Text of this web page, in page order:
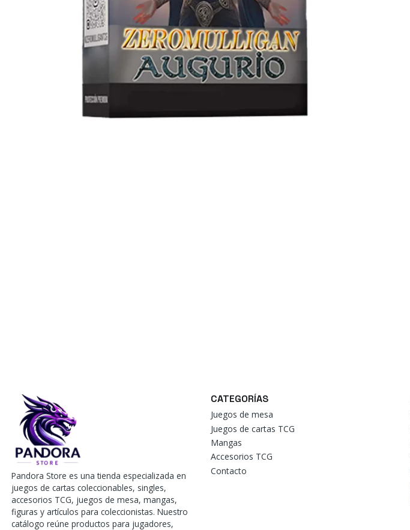
Pandora Store es una tienda especializada en
juegos de cartas coleccionables, singles,
accesorios TCG, juegos de mesa, mangas,
figuras y artículos para coleccionistas. Nuestro
catálogo reúne productos para jugadores,
CATEGORÍAS
Juegos de mesa
Juegos de cartas TCG
Mangas
Accesorios TCG
Contacto